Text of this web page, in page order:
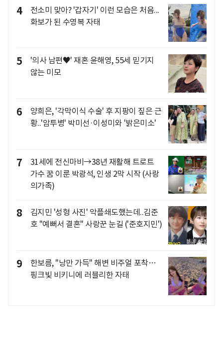
4
전소미 맞아? '갑자기' 이런 모습은 처음...
화보가 된 수영복 자태
5
'의사 남편♥' 재혼 윤해영, 55세 믿기지
않는 미모
6
양희은, '각막이식 수술' 후 지팡이 짚은 근
황..'암투병' 박미선·이성미와 '밝은미소'
7
31세에 전신마비→38년 재활해 트로트
가수 꿈 이룬 박광석, 인생 2막 시작 (사랑
의가족)
8
김지민 '성형 사진' 악플쇄도했는데..김준
호 "예뻐서 결혼" 사랑꾼 눈길 ('준호지민')
9
한보름, "낭만 가득" 해변 비주얼 포착…
핑크빛 비키니에 러블리한 자태